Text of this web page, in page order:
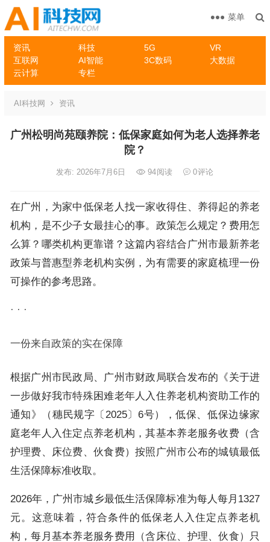
资讯 科技 5G
VR
互联网
AI智能 3C数码
大数据
云计算
专栏
菜单
AI科技网 资讯
广州松明尚苑颐养院：低保家庭如何为老人选择养老
院？
发布: 2026年7月6日 94阅读 0评论
在广州，为家中低保老人找一家收得住、养得起的养老
机构，是不少子女最挂心的事。政策怎么规定？费用怎
么算？哪类机构更靠谱？这篇内容结合广州市最新养老
政策与普惠型养老机构实例，为有需要的家庭梳理一份
可操作的参考思路。
· · ·
一份来自政策的实在保障
根据广州市民政局、广州市财政局联合发布的《关于进
一步做好我市特殊困难老年人入住养老机构资助工作的
通知》（穗民规字〔2025〕6号），低保、低保边缘家
庭老年人入住定点养老机构，其基本养老服务收费（含
护理费、床位费、伙食费）按照广州市公布的城镇最低
生活保障标准收取。
2026年，广州市城乡最低生活保障标准为每人每月1327
元。这意味着，符合条件的低保老人入住定点养老机
构，每月基本养老服务费用（含床位、护理、伙食）只